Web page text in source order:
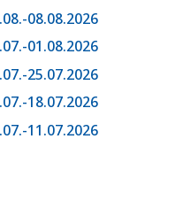
08.08.2026
01.08.2026
25.07.2026
18.07.2026
11.07.2026